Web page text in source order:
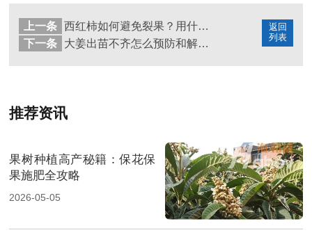
返回
列表
上一条
西红柿如何避免裂果？用什么肥？
下一条
大姜出苗不齐怎么预防和解决？
推荐资讯
果树种植高产秘籍：保花保
果施肥全攻略
2026-05-05